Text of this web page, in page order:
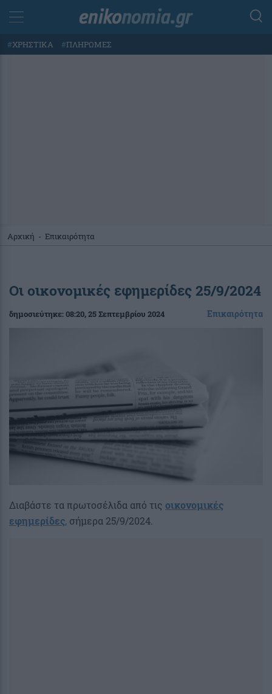
#ΧΡΗΣΤΙΚΑ #ΠΛΗΡΩΜΕΣ
Αρχική - Επικαιρότητα
Οι οικονομικές εφημερίδες 25/9/2024
δημοσιεύτηκε:08:20, 25 Σεπτεμβρίου 2024 Επικαιρότητα
Διαβάστε τα πρωτοσέλιδα από τις οικονομικές
εφημερίδες, σήμερα 25/9/2024.